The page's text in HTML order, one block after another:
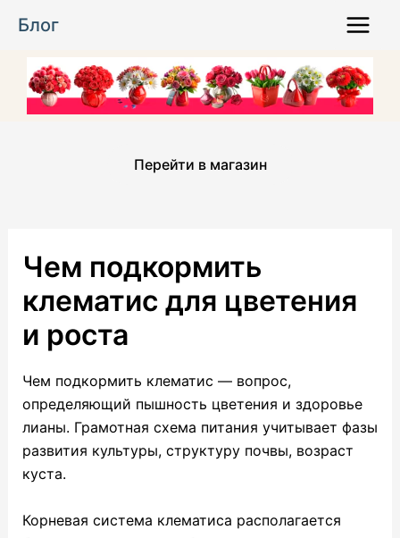
Блог
Menu
Перейти в магазин
Чем подкормить
клематис для цветения
и роста
Чем подкормить клематис — вопрос,
определяющий пышность цветения и здоровье
лианы. Грамотная схема питания учитывает фазы
развития культуры, структуру почвы, возраст
куста.
Корневая система клематиса располагается